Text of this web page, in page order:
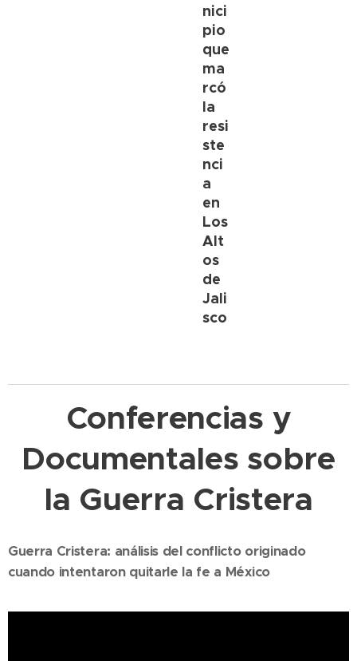
nici
pio
que
ma
rcó
la
resi
ste
nci
a
en
Los
Alt
os
de
Jali
sco
Conferencias y
Documentales sobre
la Guerra Cristera
Guerra Cristera: análisis del conflicto originado
cuando intentaron quitarle la fe a México